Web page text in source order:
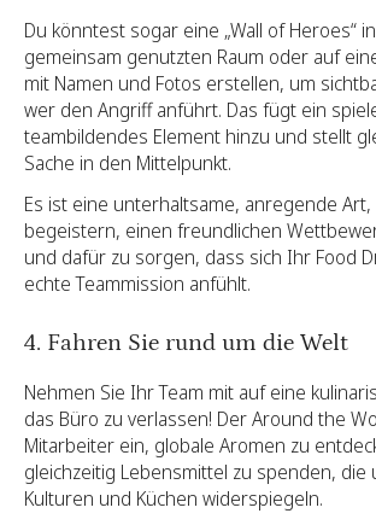
Du könntest sogar eine „Wall of Heroes“
gemeinsam genutzten Raum oder auf
mit Namen und Fotos erstellen, um
wer den Angriff anführt. Das fügt ein
teambildendes Element hinzu und stellt
Sache in den Mittelpunkt.
Es ist eine unterhaltsame, anregende Art,
begeistern, einen freundlichen
und dafür zu sorgen, dass sich Ihr Food
echte Teammission anfühlt.
4. Fahren Sie rund um die Welt
Nehmen Sie Ihr Team mit auf eine
das Büro zu verlassen! Der Around the
Mitarbeiter ein, globale Aromen zu
gleichzeitig Lebensmittel zu spenden, die
Kulturen und Küchen widerspiegeln.